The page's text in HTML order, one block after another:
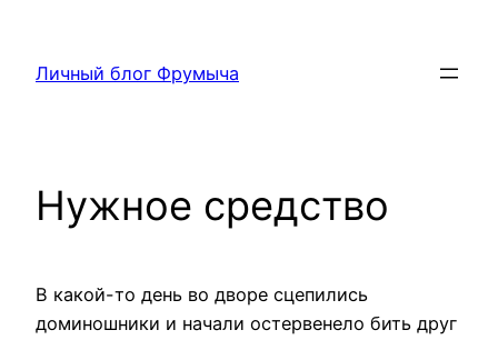
содержимому
Личный блог Фрумыча
Нужное средство
В какой-то день во дворе сцепились
доминошники и начали остервенело бить друг